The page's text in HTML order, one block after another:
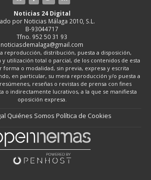
Noticias 24 Digital
por Noticias Málaga 2010, S.L.
B-93044717
Tfno. 952 50 31 93
noticiasdemalaga@gmail.com
reproducción, distribución, puesta a disposición,
utilización total o parcial, de los contenidos de esta
forma o modalidad, sin previa, expresa y escrita
en particular, su mera reproducción y/o puesta a
reseñas o revistas de prensa con fines
o indirectamente lucrativos, a la que se manifiesta
oposición expresa.
Quiénes Somos Política de Cookies